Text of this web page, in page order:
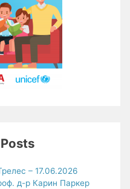
– 17.06.2026
д-р Карин Паркер